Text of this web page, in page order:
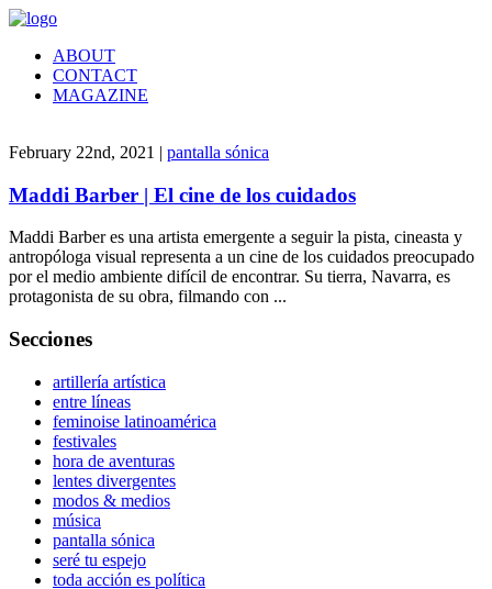
ABOUT
CONTACT
MAGAZINE
February 22nd, 2021 | pantalla sónica
Maddi Barber | El cine de los cuidados
Maddi Barber es una artista emergente a seguir la pista, cineasta y
antropóloga visual representa a un cine de los cuidados preocupado
por el medio ambiente difícil de encontrar. Su tierra, Navarra, es
protagonista de su obra, filmando con ...
Secciones
artillería artística
entre líneas
feminoise latinoamérica
festivales
hora de aventuras
lentes divergentes
modos & medios
música
pantalla sónica
seré tu espejo
toda acción es política